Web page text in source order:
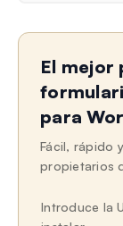
El mejor
para
Fácil, rápido
propietarios
Introduce la